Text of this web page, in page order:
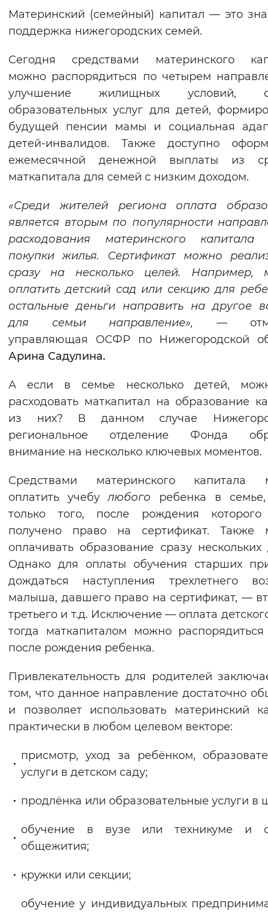
Включены Выключены
Воспроизвести Остановить
Вернуть стандартные настройки
Материнский (семейный) капитал — это
поддержка нижегородских семей.
Сегодня средствами материнского
можно распорядиться по четырем
улучшение жилищных условий,
образовательных услуг для детей,
будущей пенсии мамы и социальная
детей-инвалидов. Также доступно
ежемесячной денежной выплаты из
маткапитала для семей с низким доходом.
«Среди жителей региона оплата
является вторым по популярности
расходования материнского капитала
покупки жилья. Сертификат можно
сразу на несколько целей. Например,
оплатить детский сад или секцию для
остальные деньги направить на другое
для семьи направление», —
управляющая ОСФР по Нижегородской
Арина Садулина.
А если в семье несколько детей,
расходовать маткапитал на образование
из них? В данном случае
региональное отделение Фонда
внимание на несколько ключевых моментов.
Средствами материнского капитала
оплатить учебулюбого ребенка в
только того, после рождения
получено право на сертификат. Также
оплачивать образование сразу нескольких
Однако для оплаты обучения старших
дождаться наступления трехлетнего
малыша, давшего право на сертификат, —
третьего и т.д. Исключение — оплата
тогда маткапиталом можно распорядиться
после рождения ребенка.
Привлекательность для родителей
том, что данное направление достаточно
и позволяет использовать материнский
практически в любом целевом векторе:
присмотр, уход за ребёнком,
услуги в детском саду;
продлёнка или образовательные услуги в
обучение в вузе или техникуме и
общежития;
кружки или секции;
обучение у индивидуальных